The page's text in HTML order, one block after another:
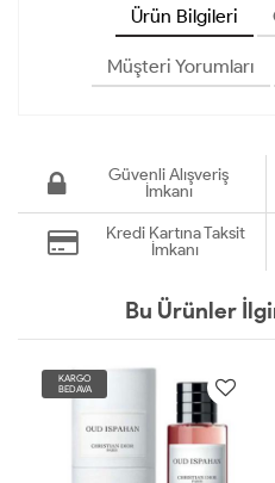
Ürün Bilgileri
Müşteri Yorumları
Güvenli Alışveriş
İmkanı
Kredi Kartına Taksit
İmkanı
Bu Ürünler
KARGO
BEDAVA